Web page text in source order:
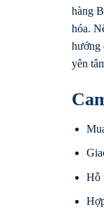
hàng
hóa.
hướng
yên
Hỗ